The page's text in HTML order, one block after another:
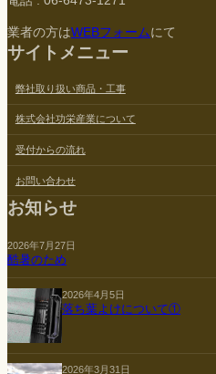
業者の方はWEBフォームにて
サイトメニュー
弊社取り扱い商品・工事
株式会社功栄産業について
受付からの流れ
お問い合わせ
お知らせ
2026年7月27日
酷暑のため
2026年4月5日
落ち葉よけについて①
2026年3月31日